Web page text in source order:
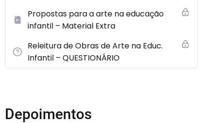
Propostas para a arte na educação
infantil – Material Extra
Releitura de Obras de Arte na Educ.
Infantil – QUESTIONÁRIO
Depoimentos